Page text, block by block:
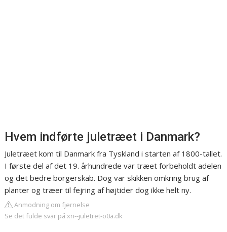
Hvem indførte juletræet i Danmark?
Juletræet kom til Danmark fra Tyskland i starten af 1800-tallet.
I første del af det 19. århundrede var træet forbeholdt adelen
og det bedre borgerskab. Dog var skikken omkring brug af
planter og træer til fejring af højtider dog ikke helt ny.
Anmodning om fjernelse
Se det fulde svar på xn--juletret-o0a.dk